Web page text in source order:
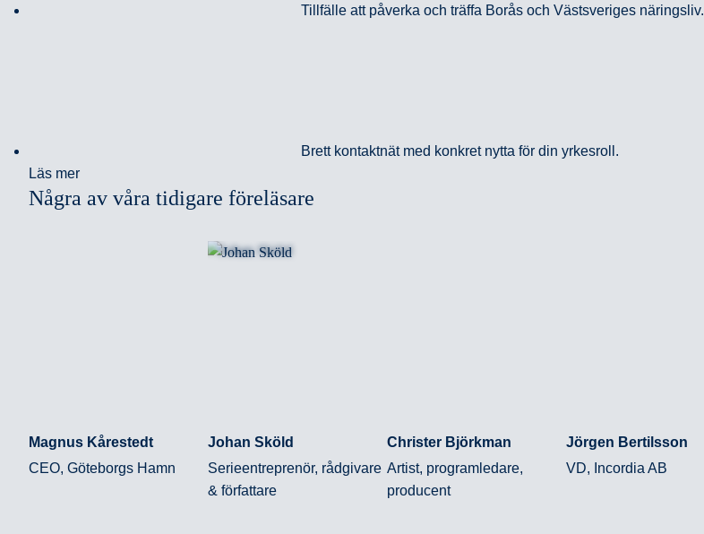
Tillfälle att påverka och träffa Borås och Västsveriges näringsliv.
Brett kontaktnät med konkret nytta för din yrkesroll.
Läs mer
Några av våra tidigare föreläsare
Magnus Kårestedt
CEO, Göteborgs Hamn
Johan Sköld
Serieentreprenör, rådgivare
& författare
Christer Björkman
Artist, programledare,
producent
Jörgen Bertilsson
VD, Incordia AB